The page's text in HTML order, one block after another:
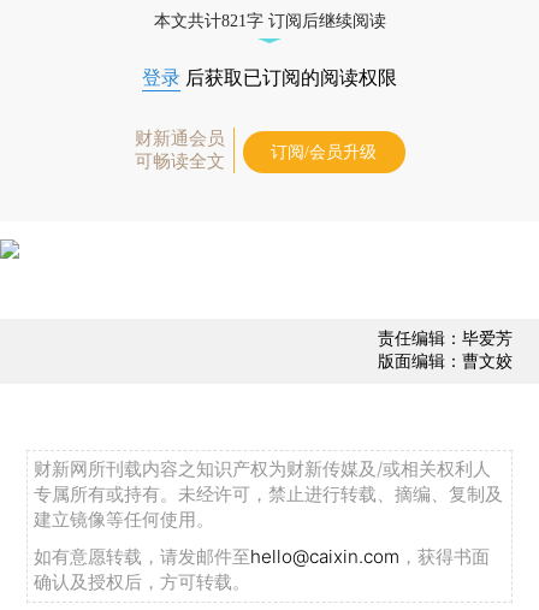
本文共计821字 订阅后继续阅读
登录 后获取已订阅的阅读权限
财新通会员
可畅读全文
订阅/会员升级
责任编辑：毕爱芳
版面编辑：曹文姣
财新网所刊载内容之知识产权为财新传媒及/或相关权利人
专属所有或持有。未经许可，禁止进行转载、摘编、复制及
建立镜像等任何使用。
如有意愿转载，请发邮件至hello@caixin.com ，获得书面
确认及授权后，方可转载。